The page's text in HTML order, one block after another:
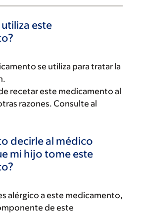
utiliza este
se utiliza para tratar la
recetar este medicamento al
razones. Consulte al
decirle al médico
mi hijo tome este
alérgico a este medicamento,
de este